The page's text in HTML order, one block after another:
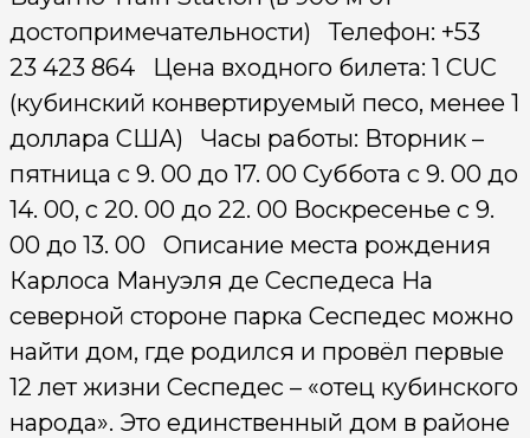
достопримечательности) Телефон: +53
23 423 864 Цена входного билета: 1 CUC
(кубинский конвертируемый песо, менее 1
доллара США) Часы работы: Вторник –
пятница с 9. 00 до 17. 00 Суббота с 9. 00 до
14. 00, с 20. 00 до 22. 00 Воскресенье с 9.
00 до 13. 00 Описание места рождения
Карлоса Мануэля де Сеспедеса На
северной стороне парка Сеспедес можно
найти дом, где родился и провёл первые
12 лет жизни Сеспедес – «отец кубинского
народа». Это единственный дом в районе